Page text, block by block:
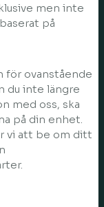
men inte
på
för ovanstående
du inte längre
med oss, ska
på din enhet.
vi att be om ditt